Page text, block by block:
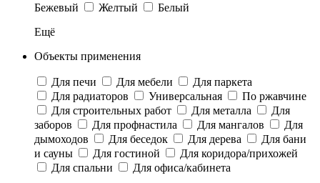
Бежевый
Желтый
Белый
Ещё
Объекты применения
Для печи Для мебели
Для паркета
Для радиаторов
Универсальная
По ржавчине
Для строительных работ
Для металла
Для
заборов
Для профнастила Для мангалов
Для
дымоходов
Для беседок Для дерева
Для бани
и сауны
Для гостиной
Для коридора/прихожей
Для спальни
Для офиса/кабинета